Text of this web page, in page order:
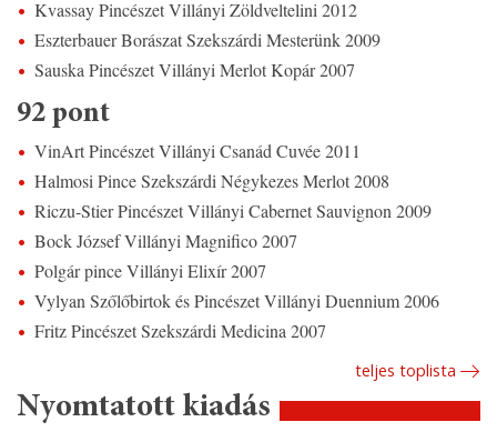
Kvassay Pincészet Villányi Zöldveltelini 2012
Eszterbauer Borászat Szekszárdi Mesterünk 2009
Sauska Pincészet Villányi Merlot Kopár 2007
92 pont
VinArt Pincészet Villányi Csanád Cuvée 2011
Halmosi Pince Szekszárdi Négykezes Merlot 2008
Riczu-Stier Pincészet Villányi Cabernet Sauvignon 2009
Bock József Villányi Magnifico 2007
Polgár pince Villányi Elixír 2007
Vylyan Szőlőbirtok és Pincészet Villányi Duennium 2006
Fritz Pincészet Szekszárdi Medicina 2007
teljes toplista
Nyomtatott kiadás